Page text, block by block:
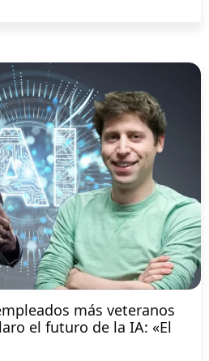
más veteranos
el futuro de la IA: «El